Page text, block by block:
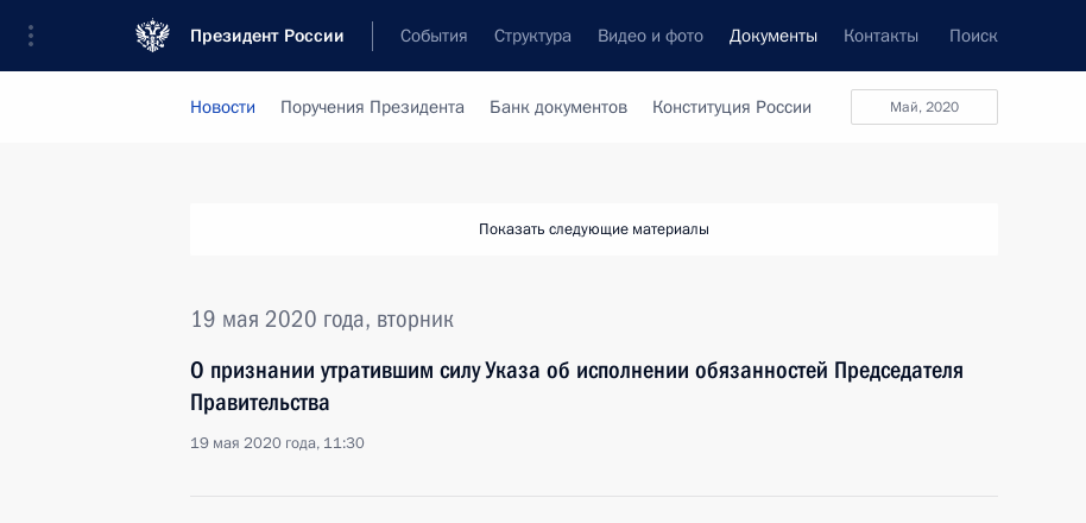
Президент России События Структура Видео и фото Документы Контакты Поиск
май, 2020
Новости Поручения Президента Банк документов Конституция России
Показать следующие материалы
19 мая 2020 года, вторник
О признании утратившим силу Указа об исполнении обязанностей Председателя
Правительства
19 мая 2020 года, 11:30